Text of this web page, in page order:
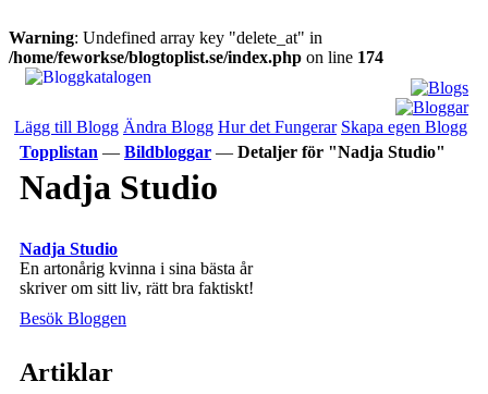
Warning: Undefined array key "delete_at" in
/home/feworkse/blogtoplist.se/index.php on line 174
Lägg till Blogg Ändra Blogg Hur det Fungerar Skapa egen Blogg
Topplistan — Bildbloggar — Detaljer för "Nadja Studio"
Nadja Studio
Nadja Studio
En artonårig kvinna i sina bästa år
skriver om sitt liv, rätt bra faktiskt!
Besök Bloggen
Artiklar